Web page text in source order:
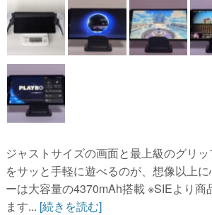
電ファミニコゲーマーとは？
運営：株式会社マレ
ジャストサイズの画面と最上級のグリ
をサッと手軽に遊べるのが、想像以上
ーは大容量の4370mAh搭載 ※SIEより商
ます... [続きを読む]